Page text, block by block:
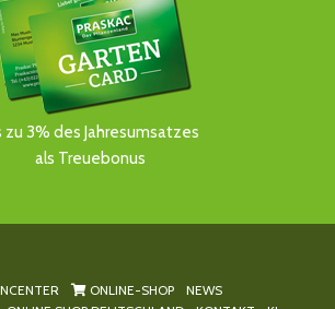
zu 3% des Jahresumsatzes
als Treuebonus
ONLINE-SHOP
NEWS